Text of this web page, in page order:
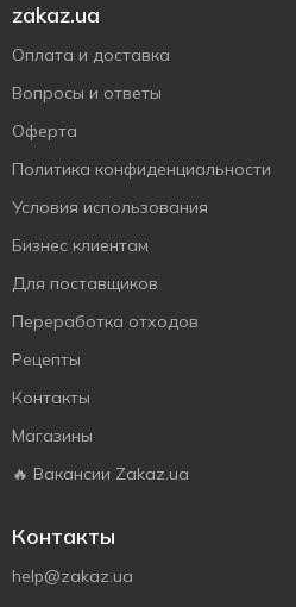
zakaz.ua
Оплата и доставка
Вопросы и ответы
Оферта
Политика конфиденциальности
Условия использования
Бизнес клиентам
Для поставщиков
Переработка отходов
Рецепты
Контакты
Магазины
🔥 Вакансии Zakaz.ua
Контакты
help@zakaz.ua